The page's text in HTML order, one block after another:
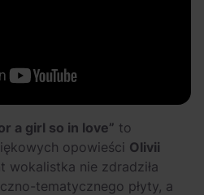
a girl so in love” to
opowieści Olivii
wokalistka nie zdradziła
tematycznego płyty, a